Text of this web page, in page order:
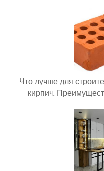
Что лучше для
кирпич.